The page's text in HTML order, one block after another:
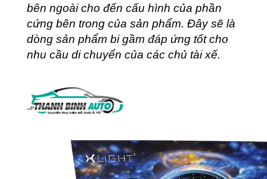
bên ngoài cho đến cấu hình của phần
cứng bên trong của sản phẩm. Đây sẽ là
dòng sản phẩm bi gầm đáp ứng tốt cho
nhu cầu di chuyển của các chủ tài xế.